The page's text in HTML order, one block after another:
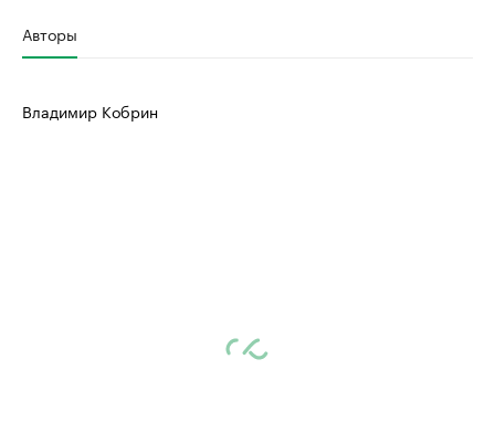
Авторы
Владимир Кобрин